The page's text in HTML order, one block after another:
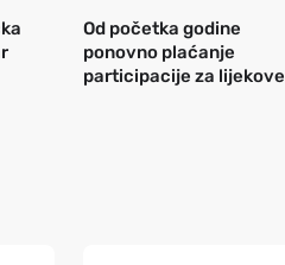
Od početka godine
ponovno plaćanje
participacije za lijekove